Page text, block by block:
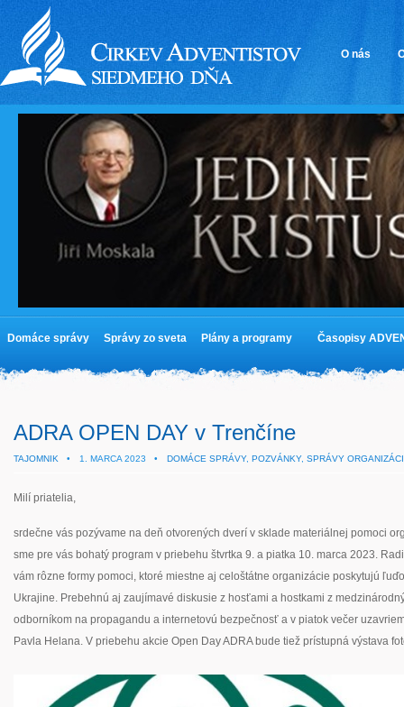
O nás
Domáce správy Správy zo sveta Plány a programy Časopisy
ADRA OPEN DAY v Trenčíne
TAJOMNIK • 1. MARCA 2023 • DOMÁCE SPRÁVY, POZVÁNKY, SPRÁVY
Milí priatelia,
srdečne vás pozývame na deň otvorených dverí v sklade materiálnej pomoci
sme pre vás bohatý program v priebehu štvrtka 9. a piatka 10. marca 2023.
vám rôzne formy pomoci, ktoré miestne aj celoštátne organizácie poskytujú
Ukrajine. Prebehnú aj zaujímavé diskusie z hosťami a hostkami z
odborníkom na propagandu a internetovú bezpečnosť a v piatok večer
Pavla Helana. V priebehu akcie Open Day ADRA bude tiež prístupná výstava